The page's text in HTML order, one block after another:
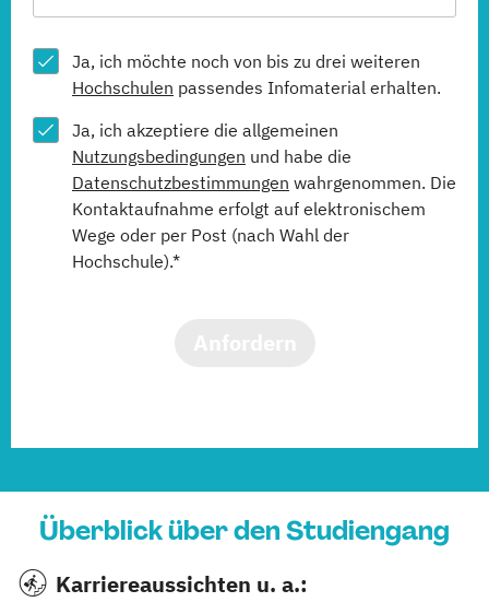
Ja, ich möchte noch von bis zu drei weiteren
Hochschulen passendes Infomaterial erhalten.
Ja, ich akzeptiere die allgemeinen
Nutzungsbedingungen und habe die
Datenschutzbestimmungen wahrgenommen. Die
Kontaktaufnahme erfolgt auf elektronischem
Wege oder per Post (nach Wahl der
Hochschule).*
Überblick über den Studiengang
Karriereaussichten u. a.: